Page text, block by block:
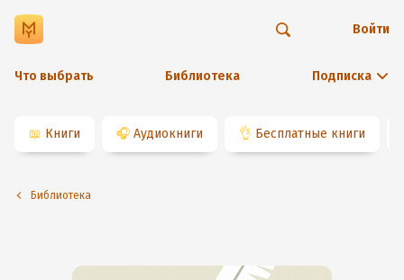
Что выбрать Библиотека Подписка
Войти
📖 Книги 🎧 Аудиокниги 👌 Бесплатные книги
Библиотека